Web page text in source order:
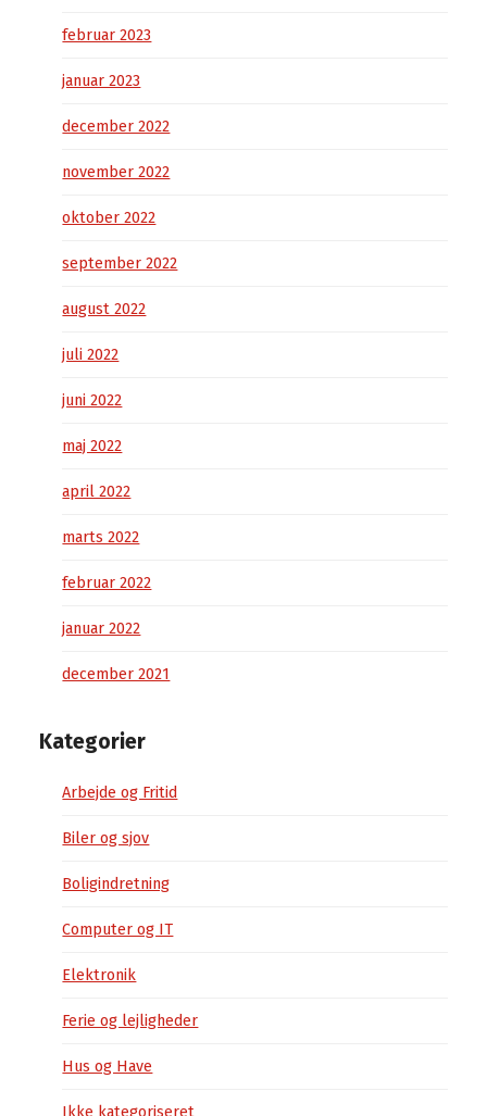
februar 2023
januar 2023
december 2022
november 2022
oktober 2022
september 2022
august 2022
juli 2022
juni 2022
maj 2022
april 2022
marts 2022
februar 2022
januar 2022
december 2021
Kategorier
Arbejde og Fritid
Biler og sjov
Boligindretning
Computer og IT
Elektronik
Ferie og lejligheder
Hus og Have
Ikke kategoriseret